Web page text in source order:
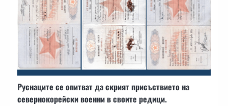
Руснаците се опитват да скрият присъствието на
севернокорейски военни в своите редици.